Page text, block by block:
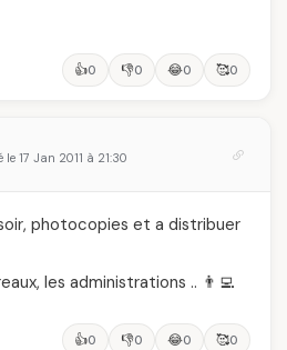
👍0 👎0 😂0 🥰0
le 17 Jan 2011 à 21:30
photocopies et a distribuer
les administrations .. 👨‍💻
👍0 👎0 😂0 🥰0